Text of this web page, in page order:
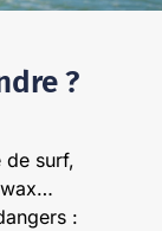
?
de surf,
: